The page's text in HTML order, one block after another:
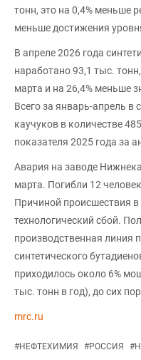
тонн, это на 0,4% меньше
меньше достижения
В апреле 2026 года
наработано 93,1 тыс.
марта и на 26,4% меньше
Всего за январь-апрель
каучуков в количестве
показателя 2025 года за
Авария на заводе
марта. Погибли 12
Причиной происшествия
технологический сбой.
производственная линия
синтетического
приходилось около 6%
тыс. тонн в год), до сих
mrc.ru
#НЕФТЕХИМИЯ #РОССИЯ #